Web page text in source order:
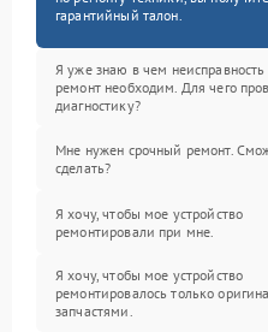
гарантийный талон.
Я уже знаю в чем
ремонт необходим. Для чего
диагностику?
Мне нужен срочный ремонт.
сделать?
Я хочу, чтобы мое устройство
ремонтировали при мне.
Я хочу, чтобы мое устройство
ремонтировалось только
запчастями.